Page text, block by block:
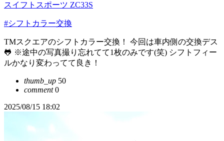
スイフトスポーツ ZC33S
#シフトカラー交換
TMスクエアのシフトカラー交換！ 今回は車内側の交換デス
🐸 ※途中の写真撮り忘れてて1枚のみです(笑) シフトフィー
ルかなり変わってて良き！
thumb_up 50
comment0
2025/08/15 18:02